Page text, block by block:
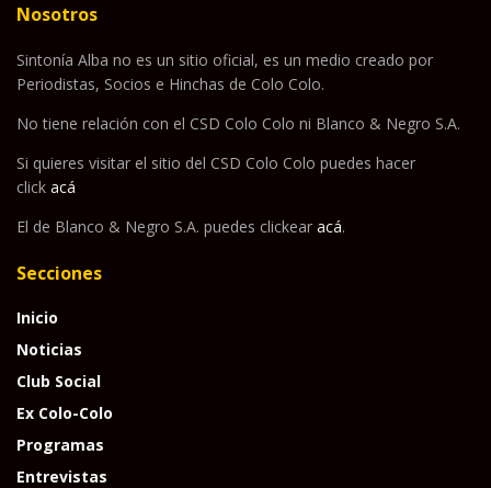
Nosotros
Sintonía Alba no es un sitio oficial, es un medio creado por
Periodistas, Socios e Hinchas de Colo Colo.
No tiene relación con el CSD Colo Colo ni Blanco & Negro S.A.
Si quieres visitar el sitio del CSD Colo Colo puedes hacer
click acá
El de Blanco & Negro S.A. puedes clickear acá.
Secciones
Inicio
Noticias
Club Social
Ex Colo-Colo
Programas
Entrevistas